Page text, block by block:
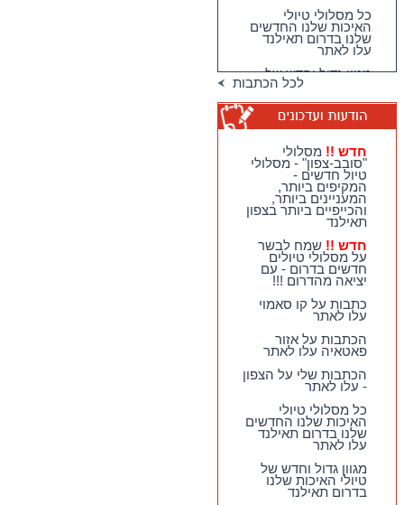
כל מסלולי טיולי
האיכות שלנו החדשים
שלנו בדרום תאילנד
עלו לאתר
מגוון גדול וחדש של
טיולי האיכות שלנו
טיולי יום מהואה הין -
מבחר גדול של
מסלולים כייפיים
וחווייתיים לנופשים
בהואה הין !!
חדש !!מסלולי
"סובב-צפון" - מסלולי
טיול חדשים - המקיפים
ביותר, המעניינים
ביותר, והכייפיים ביותר
בצפון תאילנד
חדש !! שמח לבשר על
מסלולי טיולים חדשים
בדרום - עם יציאה
מהדרום !!!
כתבות על קו סאמוי
עלו לאתר
לכל הכתבות
חדש !! מסלולי
"סובב-צפון" - מסלולי
טיול חדשים -
המקיפים ביותר,
המעניינים ביותר,
והכייפיים ביותר בצפון
תאילנד
חדש !! שמח לבשר
על מסלולי טיולים
חדשים בדרום - עם
יציאה מהדרום !!!
כתבות על קו סאמוי
עלו לאתר
הכתבות על אזור
פאטאיה עלו לאתר
הכתבות שלי על הצפון
- עלו לאתר
כל מסלולי טיולי
האיכות שלנו החדשים
שלנו בדרום תאילנד
עלו לאתר
מגוון גדול וחדש של
טיולי האיכות שלנו
בדרום תאילנד